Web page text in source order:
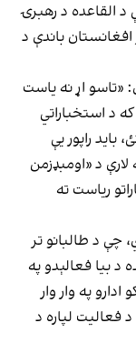
القاعده د رهبرۍ
باندې د
«تاسو اړ نه یاست
د استخباراتي
راپور یې
د «اومبډزمن
ریاست ته
د طالبانو تر
د بیا فعالېدو په
په وار وار
فعالیت لپاره د